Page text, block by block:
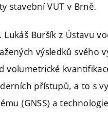
stavební VUT v Brně.
Lukáš Buršík z Ústavu
výsledků svého
volumetrické
přístupů, a to s
(GNSS) a